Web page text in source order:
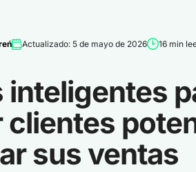
Actualizado: 5 de mayo de 2026 16 min
inteligentes
clientes
sus ventas